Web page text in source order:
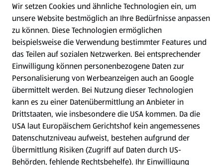
WhatsApp
Gewinnspiele
Mein HOFER. Meine Einkäufe.
Meine Meinung. Mein HOFER.
Gutscheingroßbestellung
(öffnet in einem neuen Tab)
Folge uns hier:
Wir setzen Cookies und ähnliche Technologien ein, um
unsere Website bestmöglich an Ihre Bedürfnisse anpassen
zu können. Diese Technologien ermöglichen
beispielsweise die Verwendung bestimmter Features und
das Teilen auf sozialen Netzwerken. Bei entsprechender
Einwilligung können personenbezogene Daten zur
Personalisierung von Werbeanzeigen auch an Google
übermittelt werden. Bei Nutzung dieser Technologien
kann es zu einer Datenübermittlung an Anbieter in
Drittstaaten, wie insbesondere die USA kommen. Da die
USA laut Europäischem Gerichtshof kein angemessenes
Datenschutzniveau aufweist, bestehen aufgrund der
Übermittlung Risiken (Zugriff auf Daten durch US-
Behörden, fehlende Rechtsbehelfe). Ihr Einwilligung